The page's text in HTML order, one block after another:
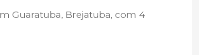
Guaratuba, Brejatuba, com 4